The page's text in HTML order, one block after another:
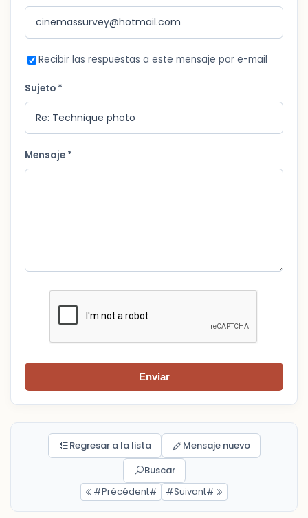
Recibir las respuestas a este mensaje por e-mail
Sujeto *
Mensaje *
Enviar
Regresar a la lista
Mensaje nuevo
Buscar
#Précédent#
#Suivant#